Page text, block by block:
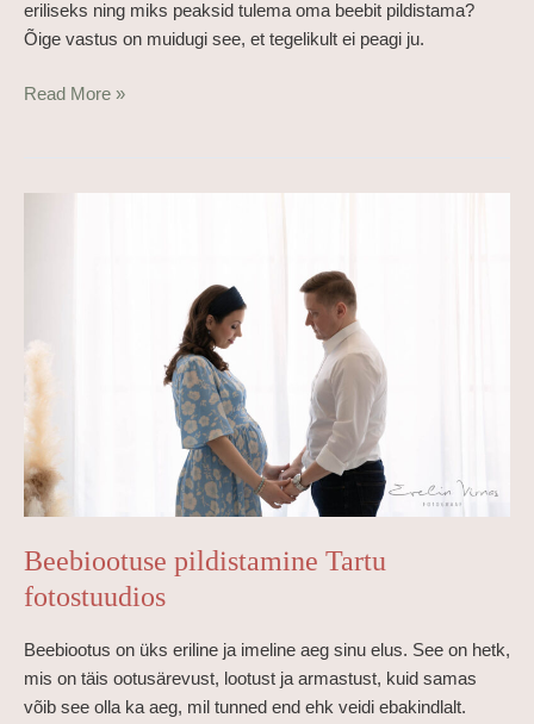
eriliseks ning miks peaksid tulema oma beebit pildistama?
Õige vastus on muidugi see, et tegelikult ei peagi ju.
Read More »
Beebiootuse pildistamine Tartu
fotostuudios
Beebiootus on üks eriline ja imeline aeg sinu elus. See on hetk,
mis on täis ootusärevust, lootust ja armastust, kuid samas
võib see olla ka aeg, mil tunned end ehk veidi ebakindlalt.